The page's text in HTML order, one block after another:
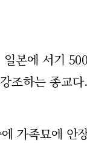
본에 서기
조하는 종교다.
가족묘에 안